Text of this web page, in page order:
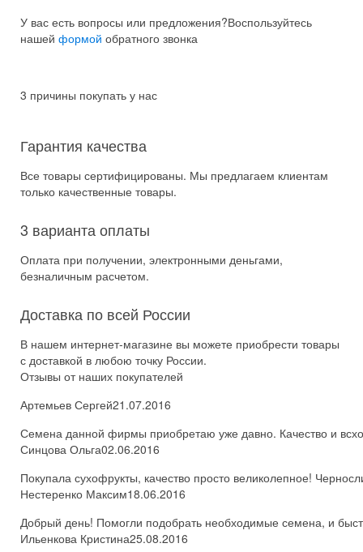
У вас есть вопросы или предложения?Воспользуйтесь
нашей формой обратного звонка
3 причины покупать у нас
Гарантия качества
Все товары сертифицированы. Мы предлагаем клиентам
только качественные товары.
3 варианта оплаты
Оплата при получении, электронными деньгами,
безналичным расчетом.
Доставка по всей России
В нашем интернет-магазине вы можете приобрести товары
с доставкой в любою точку России.
Отзывы от наших покупателей
Артемьев Сергей21.07.2016
Семена данной фирмы приобретаю уже давно. Качество и
Синцова Ольга02.06.2016
Покупала сухофрукты, качество просто великолепное!
Нестеренко Максим18.06.2016
Добрый день! Помогли подобрать необходимые семена, и
Ильенкова Кристина25.08.2016